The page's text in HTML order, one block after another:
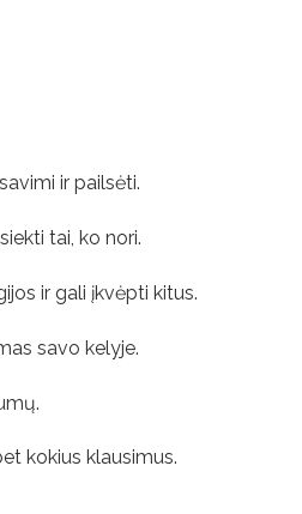
ir pailsėti.
tai, ko nori.
ir gali įkvėpti kitus.
savo kelyje.
kokius klausimus.